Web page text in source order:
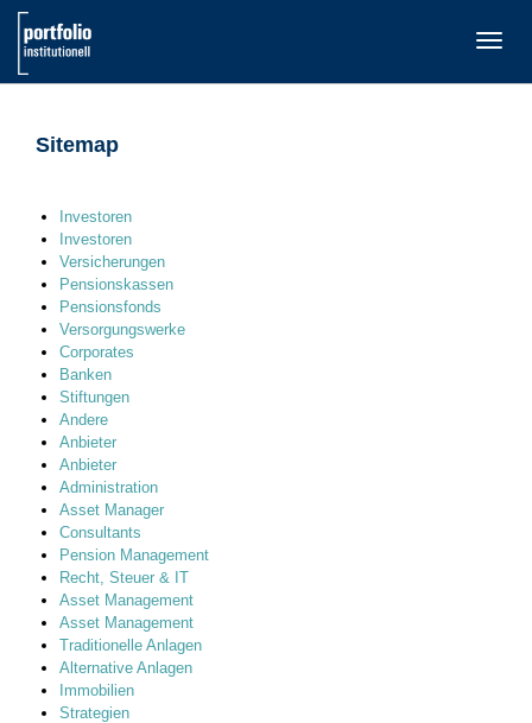
Sitemap
Investoren
Investoren
Versicherungen
Pensionskassen
Pensionsfonds
Versorgungswerke
Corporates
Banken
Stiftungen
Andere
Anbieter
Anbieter
Administration
Asset Manager
Consultants
Pension Management
Recht, Steuer & IT
Asset Management
Asset Management
Traditionelle Anlagen
Alternative Anlagen
Immobilien
Strategien